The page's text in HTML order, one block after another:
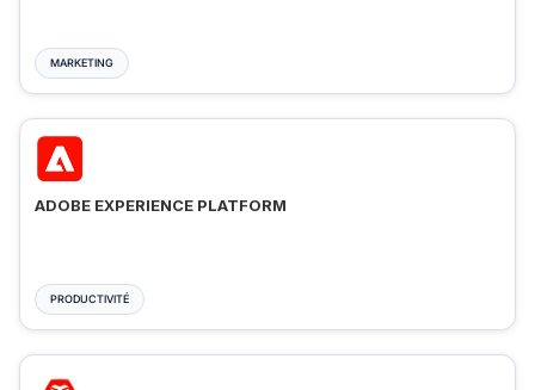
MARKETING
ADOBE EXPERIENCE PLATFORM
PRODUCTIVITÉ